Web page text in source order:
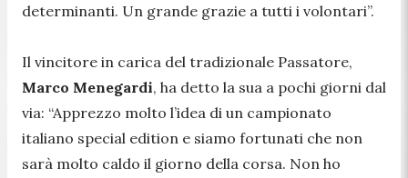
determinanti. Un grande grazie a tutti i volontari”.
Il vincitore in carica del tradizionale Passatore,
Marco Menegardi, ha detto la sua a pochi giorni dal
via: “Apprezzo molto l’idea di un campionato
italiano special edition e siamo fortunati che non
sarà molto caldo il giorno della corsa. Non ho